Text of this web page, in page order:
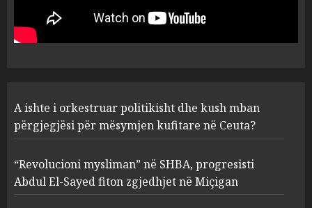
1
për mësymjen kufitare në
Ceuta?
AUGUST 6, 2026
2
SHBA, progresisti Abdul El-
Sayed fiton zgjedhjet në
Miçigan
A ishte i orkestruar politikisht dhe kush mban
përgjegjësi për mësymjen kufitare në Ceuta?
“Revolucioni mysliman” në SHBA, progresisti
Abdul El-Sayed fiton zgjedhjet në Miçigan